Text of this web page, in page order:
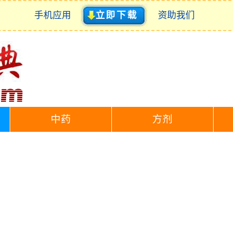
手机应用 立即下载 资助我们
中药 方剂